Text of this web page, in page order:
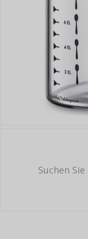
Suchen